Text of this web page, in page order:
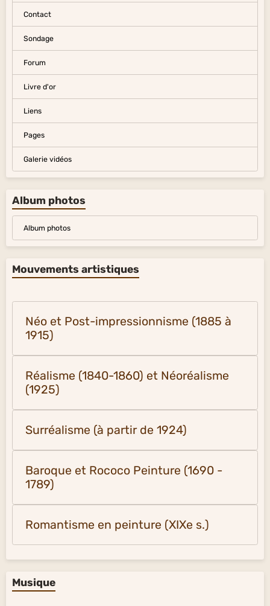
Contact
Sondage
Forum
Livre d'or
Liens
Pages
Galerie vidéos
Album photos
Album photos
Mouvements artistiques
Néo et Post-impressionnisme (1885 à
1915)
Réalisme (1840-1860) et Néoréalisme
(1925)
Surréalisme (à partir de 1924)
Baroque et Rococo Peinture (1690 -
1789)
Romantisme en peinture (XIXe s.)
Musique